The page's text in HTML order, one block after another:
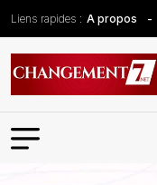
Liens rapides : A propos